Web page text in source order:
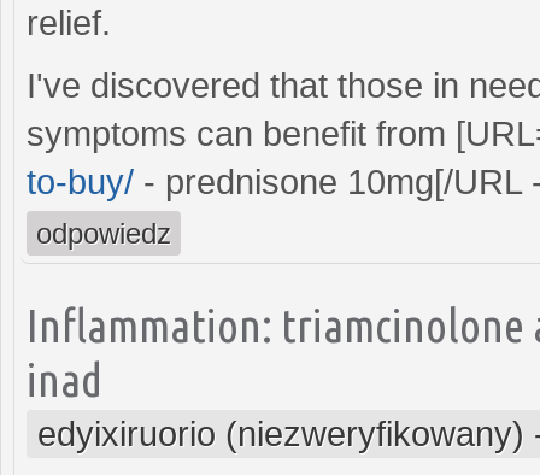
relief.
I've discovered that those in
symptoms can benefit from
to-buy/ - prednisone 10mg[/URL
odpowiedz
Inflammation:
inad
edyixiruorio (niezweryfikowany)